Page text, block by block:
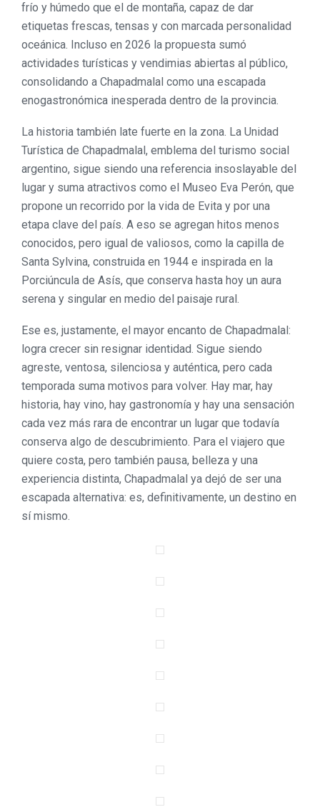
frío y húmedo que el de montaña, capaz de dar
etiquetas frescas, tensas y con marcada personalidad
oceánica. Incluso en 2026 la propuesta sumó
actividades turísticas y vendimias abiertas al público,
consolidando a Chapadmalal como una escapada
enogastronómica inesperada dentro de la provincia.
La historia también late fuerte en la zona. La Unidad
Turística de Chapadmalal, emblema del turismo social
argentino, sigue siendo una referencia insoslayable del
lugar y suma atractivos como el Museo Eva Perón, que
propone un recorrido por la vida de Evita y por una
etapa clave del país. A eso se agregan hitos menos
conocidos, pero igual de valiosos, como la capilla de
Santa Sylvina, construida en 1944 e inspirada en la
Porciúncula de Asís, que conserva hasta hoy un aura
serena y singular en medio del paisaje rural.
Ese es, justamente, el mayor encanto de Chapadmalal:
logra crecer sin resignar identidad. Sigue siendo
agreste, ventosa, silenciosa y auténtica, pero cada
temporada suma motivos para volver. Hay mar, hay
historia, hay vino, hay gastronomía y hay una sensación
cada vez más rara de encontrar un lugar que todavía
conserva algo de descubrimiento. Para el viajero que
quiere costa, pero también pausa, belleza y una
experiencia distinta, Chapadmalal ya dejó de ser una
escapada alternativa: es, definitivamente, un destino en
sí mismo.